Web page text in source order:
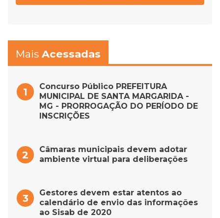
Mais Acessadas
Concurso Público PREFEITURA
MUNICIPAL DE SANTA MARGARIDA -
MG - PRORROGAÇÃO DO PERÍODO DE
INSCRIÇÕES
Câmaras municipais devem adotar
ambiente virtual para deliberações
Gestores devem estar atentos ao
calendário de envio das informações
ao Sisab de 2020